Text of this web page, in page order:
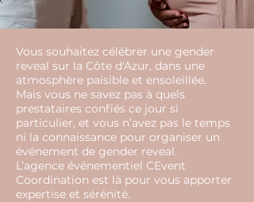
Vous souhaitez célébrer une gender
reveal sur la Côte d'Azur, dans une
atmosphère paisible et ensoleillée.
Mais vous ne savez pas à quels
prestataires confiés ce jour si
particulier, et vous n’avez pas le temps
ni la connaissance pour organiser un
événement de gender reveal.
L’agence événementiel CEvent
Coordination est là pour vous apporter
expertise et sérénité.